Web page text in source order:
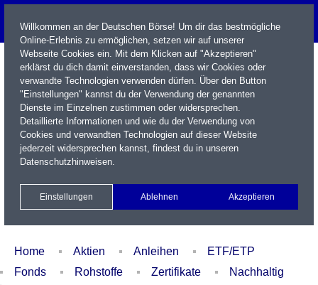
Name / WKN / ISIN / Kürzel
Xetra Realtime
Watchlist Portfolio Login
Home Aktien Anleihen
ETF/ETP
Fonds
Rohstoffe Zertifikate
Nachhaltig
Willkommen an der Deutschen Börse! Um dir das bestmögliche
Online-Erlebnis zu ermöglichen, setzen wir auf unserer
Webseite Cookies ein. Mit dem Klicken auf "Akzeptieren"
erklärst du dich damit einverstanden, dass wir Cookies oder
verwandte Technologien verwenden dürfen. Über den Button
"Einstellungen" kannst du der Verwendung der genannten
Dienste im Einzelnen zustimmen oder widersprechen.
Detaillierte Informationen und wie du der Verwendung von
Cookies und verwandten Technologien auf dieser Website
jederzeit widersprechen kannst, findest du in unseren
Datenschutzhinweisen.
Einstellungen Ablehnen Akzeptieren